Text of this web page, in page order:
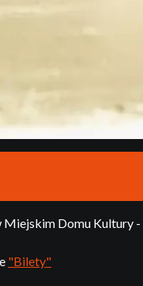
Domu Kultury
"Bilety"